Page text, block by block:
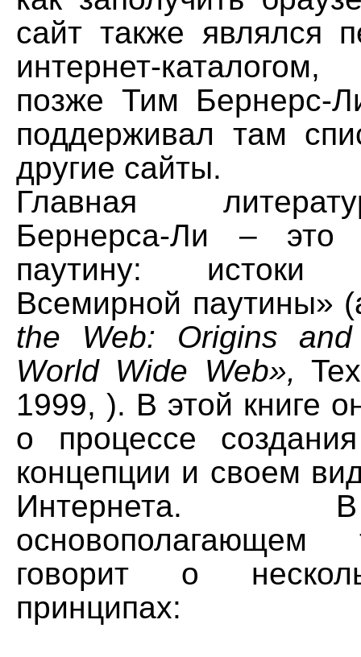
сайт также являлся
интернет-
позже Тим Бернерс-
поддерживал там
другие сайты.
Главная
Бернерса-Ли – это
паутину:
Всемирной паутины»
the Web: Origins
World Wide Web»,
1999, ). В этой книге
о процессе
концепции и своем
говорит о
принципах: